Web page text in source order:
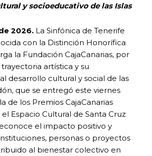
y socioeducativo de las Islas
2026. La Sinfónica de Tenerife
con la Distinción Honorífica
la Fundación CajaCanarias, por
artística y su
desarrollo cultural y social de las
que se entregó este viernes
de los Premios CajaCanarias
Espacio Cultural de Santa Cruz
el impacto positivo y
personas o proyectos
al bienestar colectivo en